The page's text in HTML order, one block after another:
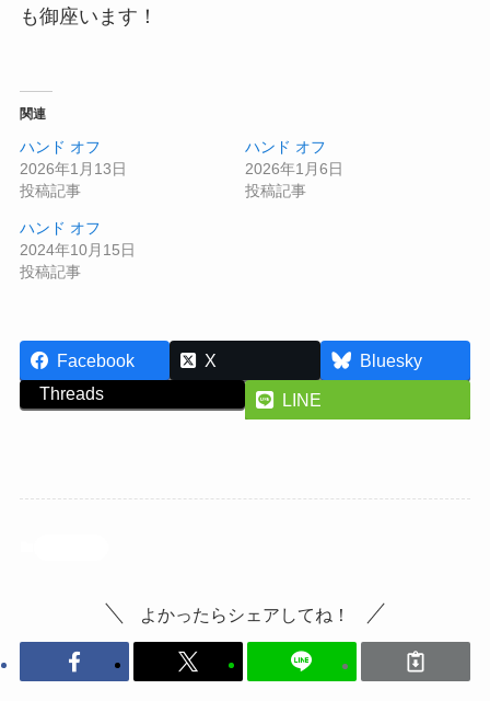
も御座います！
関連
ハンド オフ
2026年1月13日
投稿記事
ハンド オフ
2026年1月6日
投稿記事
ハンド オフ
2024年10月15日
投稿記事
Facebook X
Bluesky
Threads
LINE
よかったらシェアしてね！